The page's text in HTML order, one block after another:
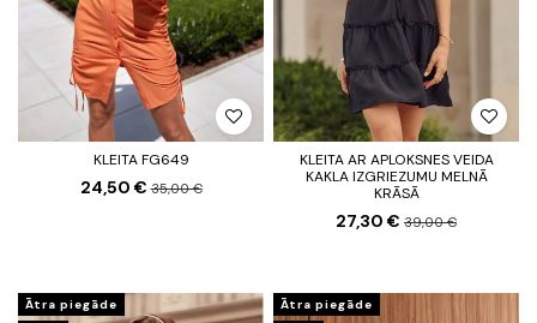
KLEITA FG649
24,50 €35,00 €
KLEITA AR APLOKSNES VEIDA
KAKLA IZGRIEZUMU MELNĀ
KRĀSĀ
27,30 € 39,00 €
Ātra piegāde
Ātra piegāde